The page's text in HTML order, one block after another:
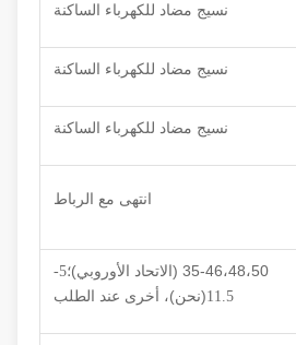
نسيج مضاد للكهرباء الساكنة
نسيج مضاد للكهرباء الساكنة
نسيج مضاد للكهرباء الساكنة
انتهى مع الرباط
35-46،48،50 ( الاتحاد الأوروبي)
؛5-
نحن)، أخرى عند الطلب